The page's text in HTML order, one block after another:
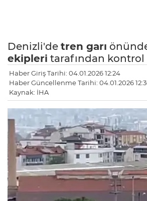
Denizli'de tren garı
ekipleri tarafından
Haber Giriş Tarihi: 04.01.2026 12:24
Haber Güncellenme Tarihi: 04.01.2026
Kaynak: İHA